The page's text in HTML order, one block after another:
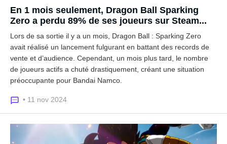
En 1 mois seulement, Dragon Ball Sparking
Zero a perdu 89% de ses joueurs sur Steam...
Lors de sa sortie il y a un mois, Dragon Ball : Sparking Zero
avait réalisé un lancement fulgurant en battant des records de
vente et d’audience. Cependant, un mois plus tard, le nombre
de joueurs actifs a chuté drastiquement, créant une situation
préoccupante pour Bandai Namco.
• 11 nov 2024